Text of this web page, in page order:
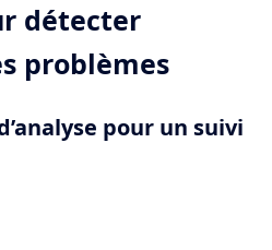
détecter
problèmes
pour un suivi